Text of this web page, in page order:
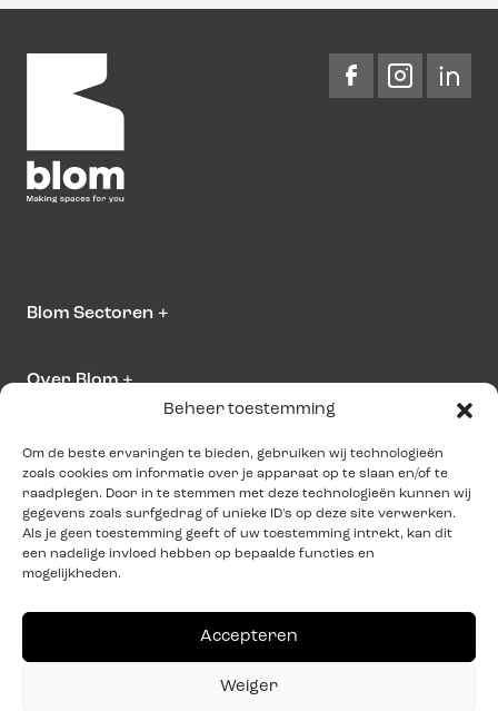
Beheer toestemming
Om de beste ervaringen te bieden, gebruiken wij technologieën
zoals cookies om informatie over je apparaat op te slaan en/of te
raadplegen. Door in te stemmen met deze technologieën kunnen wij
gegevens zoals surfgedrag of unieke ID's op deze site verwerken.
Als je geen toestemming geeft of uw toestemming intrekt, kan dit
een nadelige invloed hebben op bepaalde functies en
mogelijkheden.
Accepteren
Weiger
Blom Sectoren +
Over Blom +
Neem contact op
info@blominteriors.com
+31 (0)515 33 41 00